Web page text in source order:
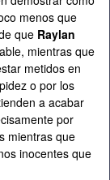
menos que
que Raylan
mientras que
metidos en
o por los
a acabar
por
mientras que
inocentes que